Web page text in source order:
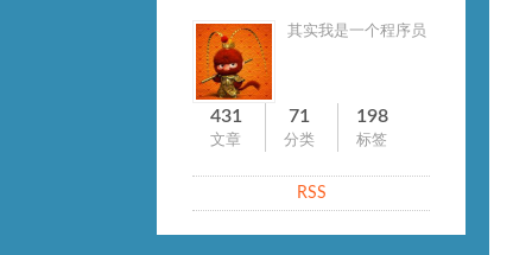
其实我是一个程序员
431
文章
71
分类
198
标签
RSS